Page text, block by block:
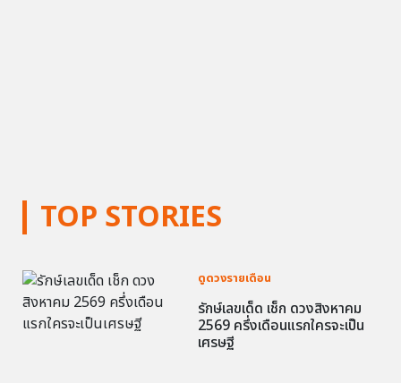
TOP STORIES
ดูดวงรายเดือน
รักษ์เลขเด็ด เช็ก ดวงสิงหาคม
2569 ครึ่งเดือนแรกใครจะเป็น
เศรษฐี